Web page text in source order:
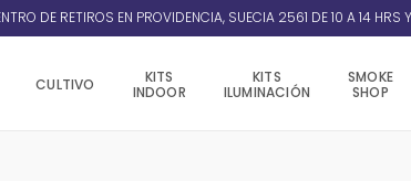
DE RETIROS EN PROVIDENCIA, SUECIA 2561 DE 10 A 14 HRS
CULTIVO
KITS
INDOOR
KITS
ILUMINACIÓN
SMOKE
SHOP